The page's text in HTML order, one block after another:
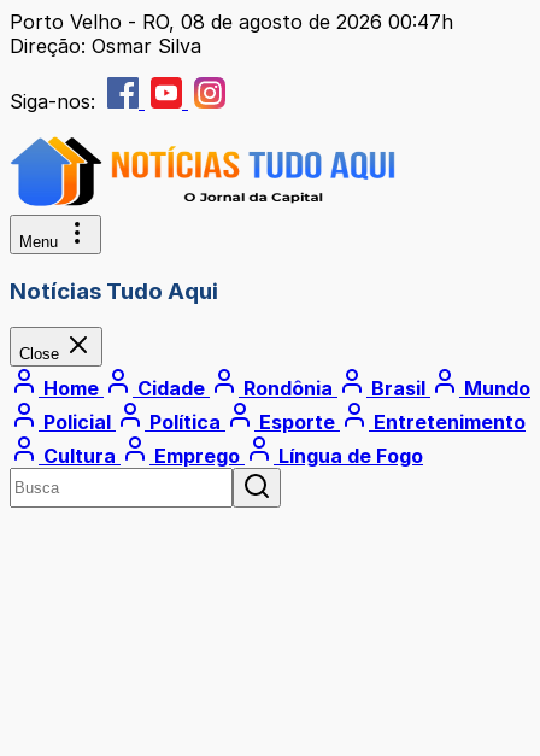
Porto Velho - RO, 08 de agosto de 2026 00:47h
Direção: Osmar Silva
Siga-nos:
Menu
Notícias Tudo Aqui
Close
Home Cidade Rondônia Brasil
Mundo
Policial
Política Esporte
Entretenimento
Cultura
Emprego Língua de Fogo